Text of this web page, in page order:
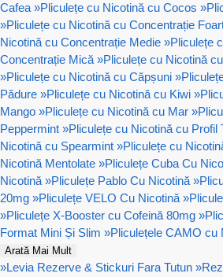
Cafea »Pliculețe cu Nicotină cu Cocos »
»Pliculețe cu Nicotină cu Concentrație
Nicotină cu Concentrație Medie »Pliculețe
Concentrație Mică »Pliculețe cu Nicotină
»Pliculețe cu Nicotină cu Căpșuni »
Pădure »Pliculețe cu Nicotină cu Kiwi »
Mango »Pliculețe cu Nicotină cu Mar »
Peppermint »Pliculețe cu Nicotină cu Profil
Nicotină cu Spearmint »Pliculețe cu
Nicotină Mentolate »Pliculețe Cuba Cu
Nicotină »Pliculețe Pablo Cu Nicotină »
20mg »Pliculețe VELO Cu Nicotină »
»Pliculețe X-Booster cu Cofeină 80mg »
Format Mini Și Slim »Pliculețele CAMO cu
Arată Mai Mult
»Levia Rezerve & Stickuri Fara Tutun »